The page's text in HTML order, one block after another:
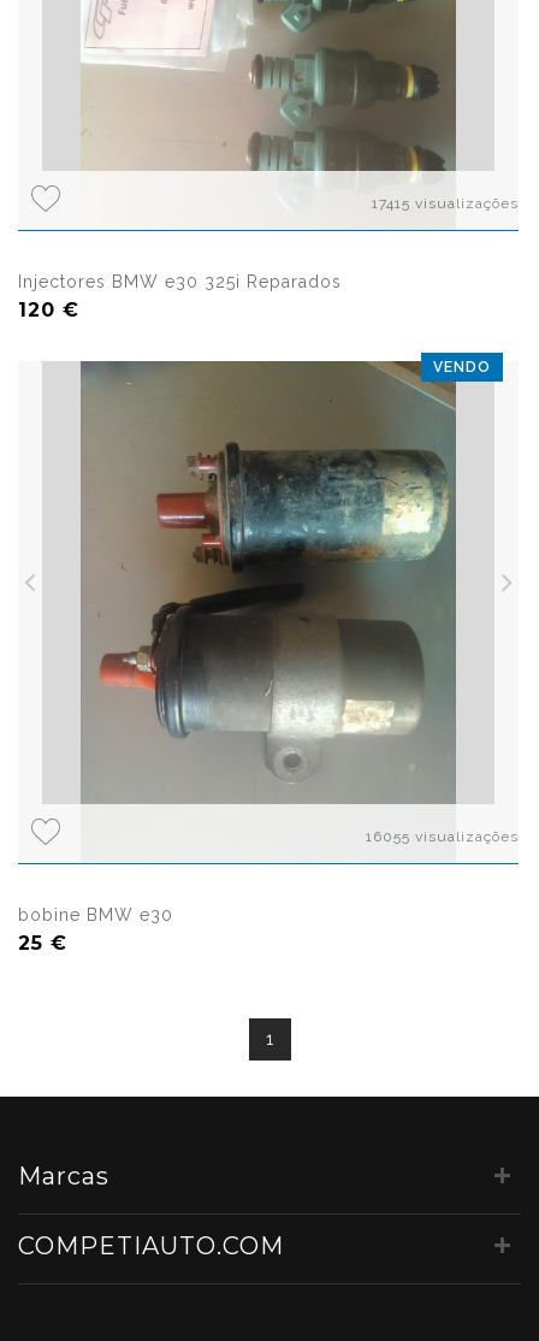
17415 visualizações
Injectores BMW e30 325i Reparados
120 €
VENDO
16055 visualizações
bobine BMW e30
25 €
1
Marcas
COMPETIAUTO.COM